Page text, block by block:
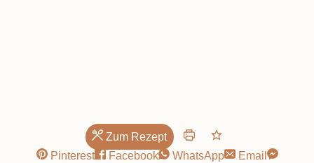
Zum Rezept
Pinterest
Facebook WhatsApp
Email